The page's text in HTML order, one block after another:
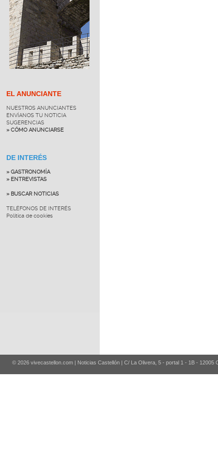
EL ANUNCIANTE
NUESTROS ANUNCIANTES
ENVÍANOS TU NOTICIA
SUGERENCIAS
» CÓMO ANUNCIARSE
DE INTERÉS
» GASTRONOMÍA
» ENTREVISTAS
» BUSCAR NOTICIAS
TELÉFONOS DE INTERÉS
Política de cookies
© 2026 vivecastellon.com | Noticias Castellón | C/ La Olivera, 5 - portal 1 - 1B - 12005